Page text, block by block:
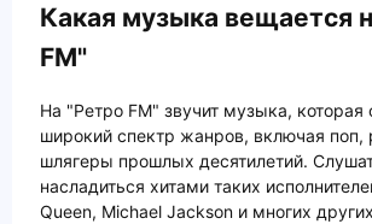
Какая музыка вещается
FM"
На "Ретро FM" звучит музыка, которая
широкий спектр жанров, включая поп,
шлягеры прошлых десятилетий.
насладиться хитами таких
Queen, Michael Jackson и многих